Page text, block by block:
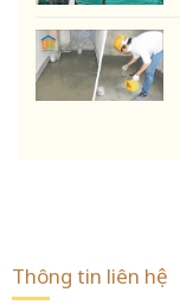
Thông tin liên hệ